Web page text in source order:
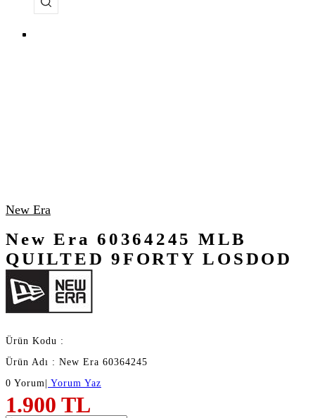
New Era
New Era 60364245 MLB
QUILTED 9FORTY LOSDOD
Ürün Kodu :
Ürün Adı : New Era 60364245
0 Yorum | Yorum Yaz
1.900 TL